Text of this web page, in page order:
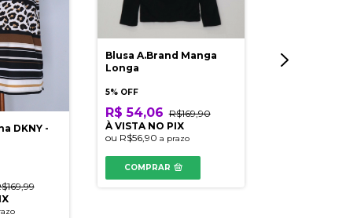
DKNY -
Blusa A.Brand Manga
Longa
5% OFF
R$ 54,06 R$169,90
À VISTA NO PIX
ou R$56,90 a prazo
COMPRAR
Blusa